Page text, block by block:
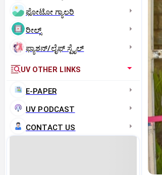
ಫೋಟೋ ಗ್ಯಾಲರಿ
ರೀಲ್ಸ್
ಫ್ಯಾಶನ್/ಲೈಫ್‌ ಸ್ಟೈಲ್
UV OTHER LINKS
E-PAPER
UV PODCAST
CONTACT US